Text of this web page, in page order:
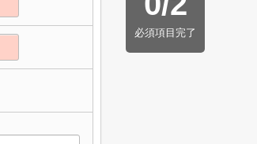
必須項目完了